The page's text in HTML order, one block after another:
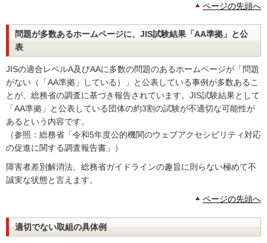
ページの先頭へ
問題が多数あるホームページに、JIS試験結果「AA準拠」と公
表
JISの適合レベルA及びAAに多数の問題のあるホームページが「問題
がない（「AA準拠」している）」と公表している事例が多数あるこ
とが、総務省の調査に基づき報告されています。JIS試験結果として
「AA準拠」と公表している団体の約3割の試験が不適切な可能性が
あるという内容です。
（参照：総務省「令和5年度公的機関のウェブアクセシビリティ対応
の促進に関する調査報告書」）
障害者差別解消法、総務省ガイドラインの趣旨に則らない極めて不
誠実な状態と言えます。
ページの先頭へ
適切でない取組の具体例